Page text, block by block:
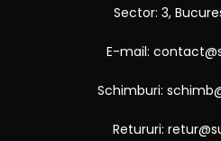
Sector: 3,
E-mail:
Schimburi:
Retururi: